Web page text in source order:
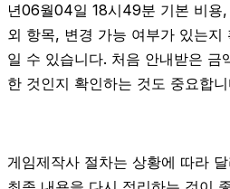
년06월04일 18시49분 기본 비용
외 항목, 변경 가능 여부가 있는지
일 수 있습니다. 처음 안내받은 금
한 것인지 확인하는 것도 중요합
게임제작사 절차는 상황에 따라